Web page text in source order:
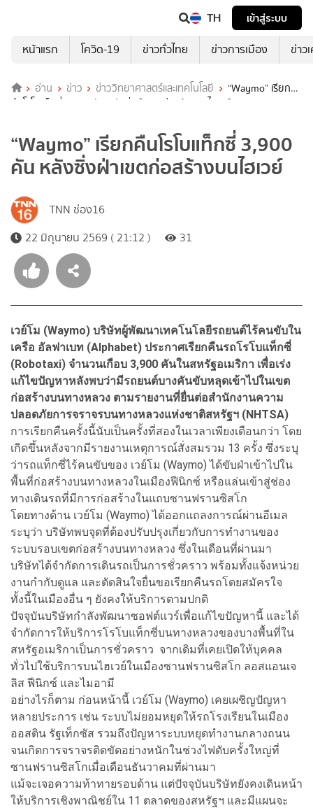
TH
เข้าสู่ระบบ
หน้าแรก
โควิด-19 ข่าวทั่วไทย ข่าวการเมือง ข่าว
อ่าน ข่าว ข่าววิทยาศาสตร์และเทคโนโลยี
“Waymo” เรียก
คืนโรโบแท็กซี่ 3,900 คัน หลังซิ่งฝ่าเขตก่อสร้างบนไฮเวย์
“Waymo” เรียกคืนโรโบแท็กซี่ 3,900
คัน หลังซิ่งฝ่าเขตก่อสร้างบนไฮเวย์
TNN ช่อง16
22 มิถุนายน 2569 ( 21:12 )
31
เวย์โม (Waymo) บริษัทผู้พัฒนาเทคโนโลยีรถยนต์ไร้คนขับใน
เครือ อัลฟาเบท (Alphabet) ประกาศเรียกคืนรถโรโบแท็กซี่
(Robotaxi) จำนวนเกือบ 3,900 คันในสหรัฐอเมริกา เพื่อเร่ง
แก้ไขปัญหาหลังพบว่ามีรถยนต์บางคันขับหลุดเข้าไปในเขต
ก่อสร้างบนทางหลวง ตามรายงานที่ยื่นต่อสำนักงานความ
ปลอดภัยการจราจรบนทางหลวงแห่งชาติสหรัฐฯ (NHTSA)
การเรียกคืนครั้งนี้นับเป็นครั้งที่สองในเวลาเพียงเดือนกว่า โดย
เกิดขึ้นหลังจากมีรายงานเหตุการณ์สั่งสมรวม 13 ครั้ง ซึ่งระบุ
ว่ารถแท็กซี่ไร้คนขับของ เวย์โม (Waymo) ได้ขับฝ่าเข้าไปใน
พื้นที่ก่อสร้างบนทางหลวงในเมืองฟีนิกซ์ หรือแล่นเข้าสู่ช่อง
ทางเดินรถที่มีการก่อสร้างในแถบซานฟรานซิสโก
โดยทางด้าน เวย์โม (Waymo) ได้ออกแถลงการณ์ผ่านอีเมล
ระบุว่า บริษัทพบจุดที่ต้องปรับปรุงเกี่ยวกับการทำงานของ
ระบบรอบเขตก่อสร้างบนทางหลวง ซึ่งในเดือนที่ผ่านมา
บริษัทได้จำกัดการเดินรถเป็นการชั่วคราว พร้อมทั้งแจ้งหน่วย
งานกำกับดูแล และตัดสินใจยื่นขอเรียกคืนรถโดยสมัครใจ
ทั้งนี้ในเมืองอื่น ๆ ยังคงให้บริการตามปกติ
ปัจจุบันบริษัทกำลังพัฒนาซอฟต์แวร์เพื่อแก้ไขปัญหานี้ และได้
จำกัดการให้บริการโรโบแท็กซี่บนทางหลวงของบางพื้นที่ใน
สหรัฐอเมริกาเป็นการชั่วคราว จากเดิมที่เคยเปิดให้บุคคล
ทั่วไปใช้บริการบนไฮเวย์ในเมืองซานฟรานซิสโก ลอสแอนเจ
ลิส ฟีนิกซ์ และไมอามี
อย่างไรก็ตาม ก่อนหน้านี้ เวย์โม (Waymo) เคยเผชิญปัญหา
หลายประการ เช่น ระบบไม่ยอมหยุดให้รถโรงเรียนในเมือง
ออสติน รัฐเท็กซัส รวมถึงปัญหาระบบหยุดทำงานกลางถนน
จนเกิดการจราจรติดขัดอย่างหนักในช่วงไฟดับครั้งใหญ่ที่
ซานฟรานซิสโกเมื่อเดือนธันวาคมที่ผ่านมา
แม้จะเจอความท้าทายรอบด้าน แต่ปัจจุบันบริษัทยังคงเดินหน้า
ให้บริการเชิงพาณิชย์ใน 11 ตลาดของสหรัฐฯ และมีแผนจะ